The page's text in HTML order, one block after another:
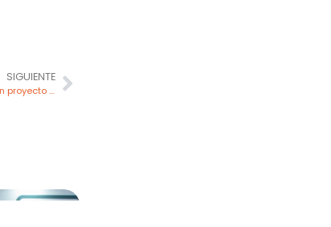
SIGUIENTE
Gas natural llegará a Huamanga y Huanta con proyecto impulsado por el MINEM